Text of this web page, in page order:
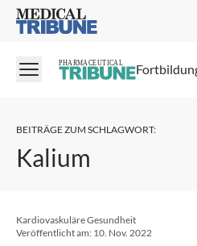
Medical Tribune
PHARMACEUTICAL
BEITRÄGE ZUM SCHLAGWORT:
Kalium
Kardiovaskuläre Gesundheit
Veröffentlicht am: 10. Nov. 2022